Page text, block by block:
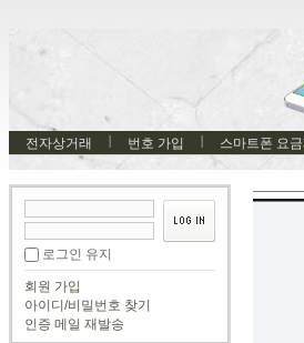
전자상거래 번호 가입 스마트폰 요금
로그인 유지
회원 가입
아이디/비밀번호 찾기
인증 메일 재발송